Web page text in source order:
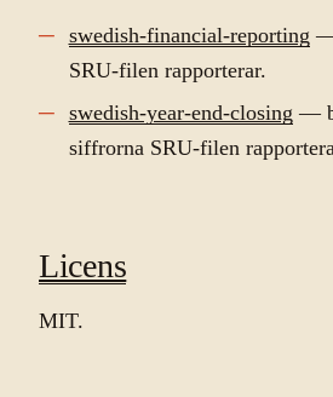
swedish-financial-reporting —
SRU-filen rapporterar.
swedish-year-end-closing —
siffrorna SRU-filen
Licens
MIT.